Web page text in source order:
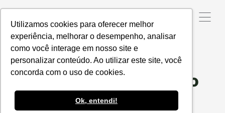
Utilizamos cookies para oferecer melhor
experiência, melhorar o desempenho, analisar
como você interage em nosso site e
personalizar conteúdo. Ao utilizar este site, você
concorda com o uso de cookies.
Ok, entendi!
Data da Postagem:27/05/2021 Categoria:
#EUPRODUZOCERTO
Diego Luft: “É prazeroso
fazer minha parte”